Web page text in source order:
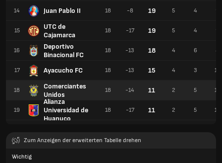
14 Juan Pablo II
15
UTC de
Cajamarca
16
Deportivo
Binacional FC
17 Ayacucho FC
18
Comerciantes
Unidos
19
Alianza
Universidad de
Huanuco
18 -8 19 5 4 9
18 -17 19 5 4 9
18 -13 18 4 6 8
18 -13 15 4 3 11
18 -14 11 2 5 11
18 -17 11 2 5 11
Zum Anzeigen der erweiterten Tabelle drehen
Wichtig